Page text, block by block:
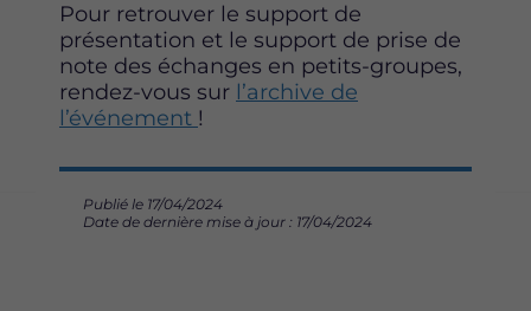
Pour retrouver le support de
présentation et le support de prise de
note des échanges en petits-groupes,
rendez-vous sur l’archive de
l’événement !
Publié le 17/04/2024
Date de dernière mise à jour : 17/04/2024